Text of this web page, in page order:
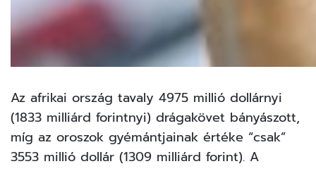
Az afrikai ország tavaly 4975 millió dollárnyi
(1833 milliárd forintnyi) drágakövet bányászott,
míg az oroszok gyémántjainak értéke “csak”
3553 millió dollár (1309 milliárd forint). A